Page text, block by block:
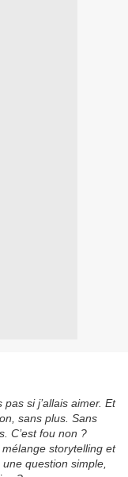
si j’allais aimer. Et
sans plus. Sans
C’est fou non ?
mélange storytelling et
question simple,